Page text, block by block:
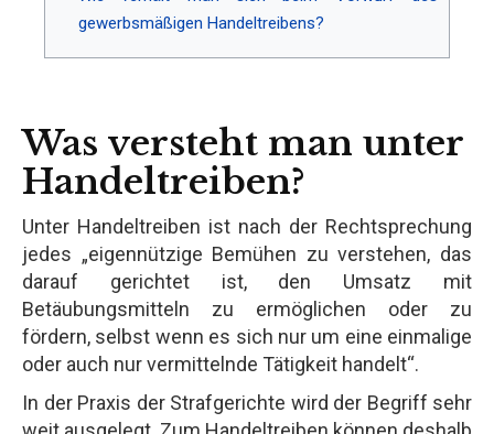
gewerbsmäßigen Handeltreibens?
Was versteht man unter
Handeltreiben?
Unter Handeltreiben ist nach der Rechtsprechung
jedes „eigennützige Bemühen zu verstehen, das
darauf gerichtet ist, den Umsatz mit
Betäubungsmitteln zu ermöglichen oder zu
fördern, selbst wenn es sich nur um eine einmalige
oder auch nur vermittelnde Tätigkeit handelt“.
In der Praxis der Strafgerichte wird der Begriff sehr